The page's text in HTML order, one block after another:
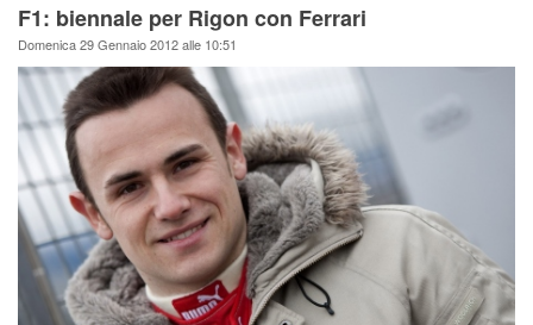
F1: biennale per Rigon con Ferrari
Domenica 29 Gennaio 2012 alle 10:51